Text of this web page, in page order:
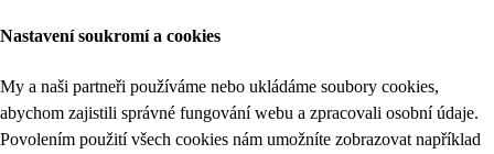
Nastavení soukromí a cookies
My a naši partneři používáme nebo ukládáme soubory cookies,
abychom zajistili správné fungování webu a zpracovali osobní údaje.
Povolením použití všech cookies nám umožníte zobrazovat například